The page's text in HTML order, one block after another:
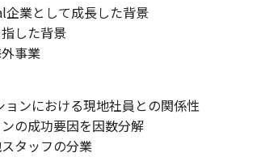
業として成長した背景
した背景
事業
ンにおける現地社員との関係性
の成功要因を因数分解
タッフの分業